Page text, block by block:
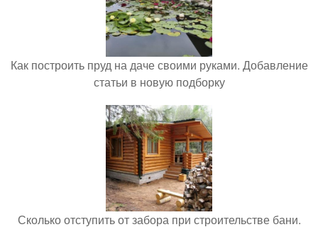
Как построить пруд на даче своими руками. Добавление
статьи в новую подборку
Сколько отступить от забора при строительстве бани.